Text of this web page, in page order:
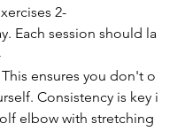
2-
Each session should la
ensures you don't o
Consistency is key i
elbow with stretching